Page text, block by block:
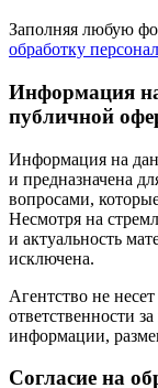
Заполняя любую
обработку
Информация на
публичной
Информация на
и предназначена
вопросами,
Несмотря на
и актуальность
исключена.
Агентство не
ответственности
информации,
Cогласие на